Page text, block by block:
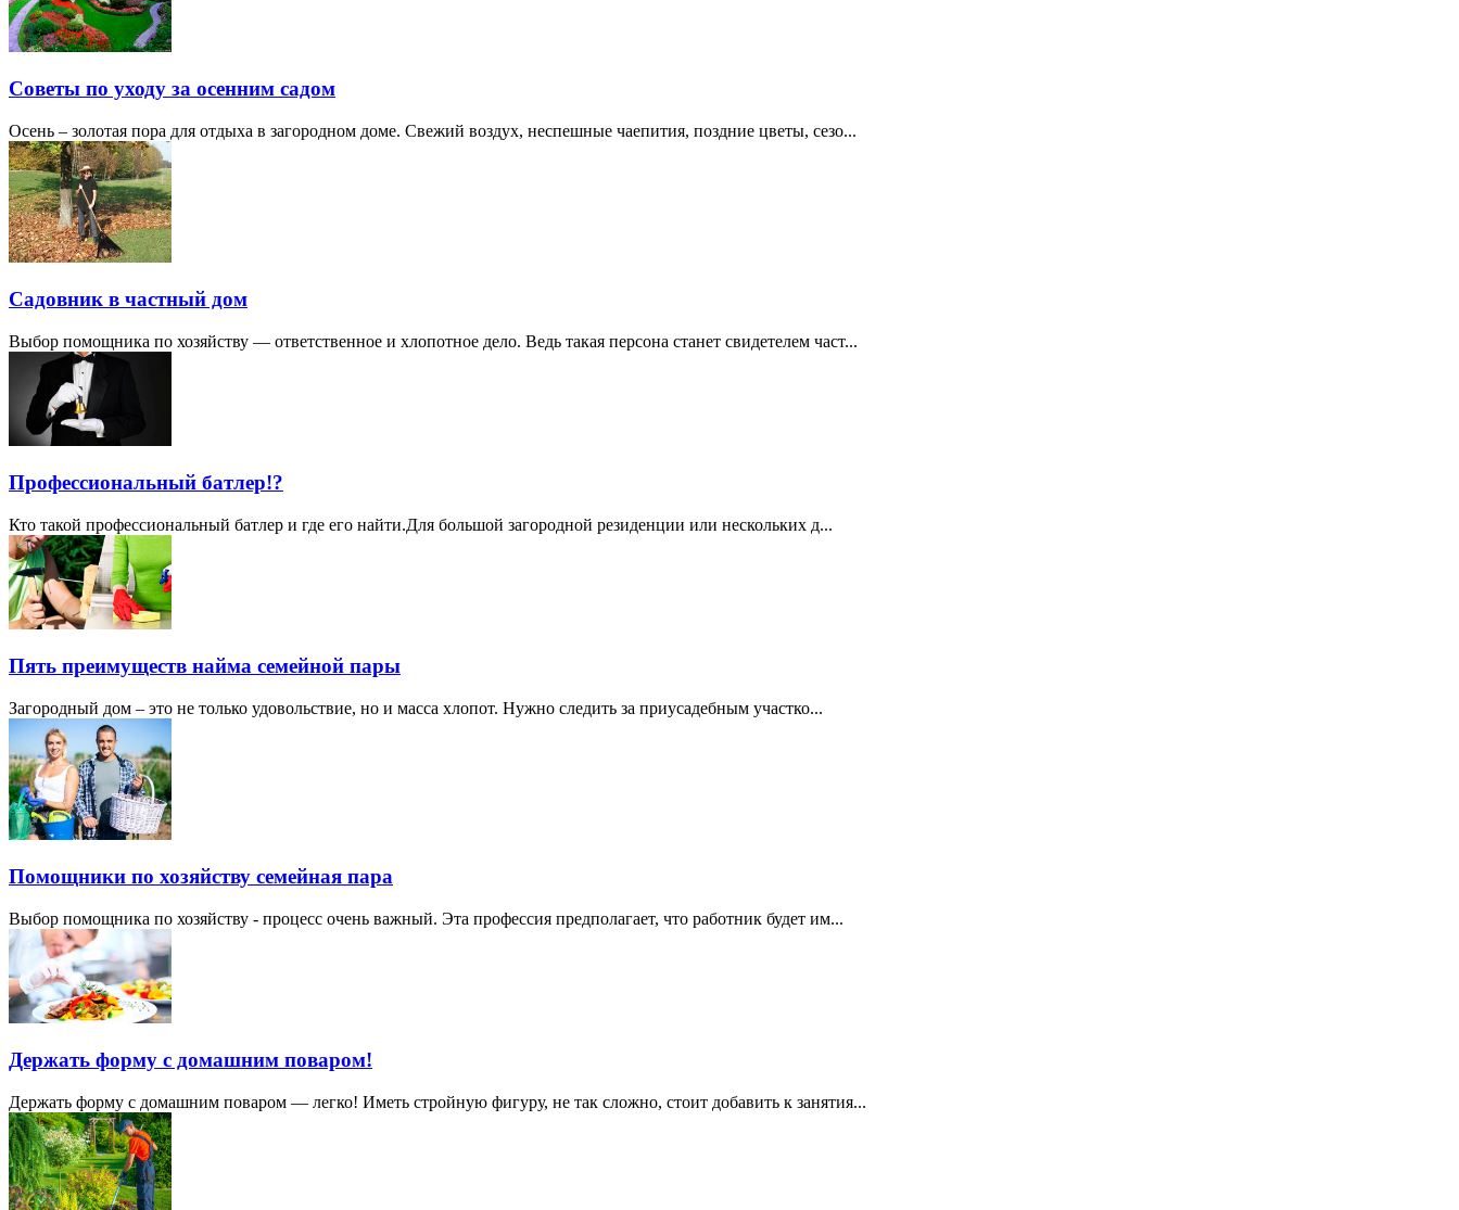
Советы по уходу за осенним садом
Осень – золотая пора для отдыха в загородном доме. Свежий воздух, неспешные чаепития, поздние цветы, сезо...
Садовник в частный дом
Выбор помощника по хозяйству — ответственное и хлопотное дело. Ведь такая персона станет свидетелем част...
Профессиональный батлер!?
Кто такой профессиональный батлер и где его найти. ​Для большой загородной резиденции или нескольких д...
Пять преимуществ найма семейной пары
Загородный дом – это не только удовольствие, но и масса хлопот. Нужно следить за приусадебным участко...
Помощники по хозяйству семейная пара
Выбор помощника по хозяйству - процесс очень важный. Эта профессия предполагает, что работник будет им...
Держать форму с домашним поваром!
Держать форму с домашним поваром — легко! Иметь стройную фигуру, не так сложно, стоит добавить к занятия...